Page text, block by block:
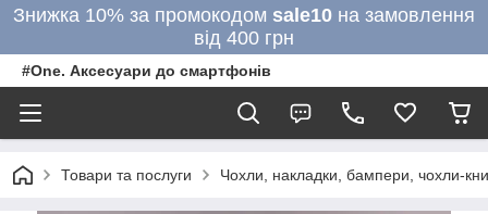
Знижка 10% за промокодом sale10 на замовлення
від 400 грн
#One. Аксесуари до смартфонів
Товари та послуги Чохли, накладки, бампери, чохли-